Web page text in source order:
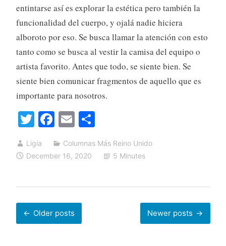
entintarse así es explorar la estética pero también la
funcionalidad del cuerpo, y ojalá nadie hiciera
alboroto por eso. Se busca llamar la atención con esto
tanto como se busca al vestir la camisa del equipo o
artista favorito. Antes que todo, se siente bien. Se
siente bien comunicar fragmentos de aquello que es
importante para nosotros.
T
wi
tte
Fa
ce
bo
E
ail
S
ha
re
Ligia
Columnas Más Reino Unido
December 16, 2020
5 Minutes
Posts
navigation
Older posts Newer posts